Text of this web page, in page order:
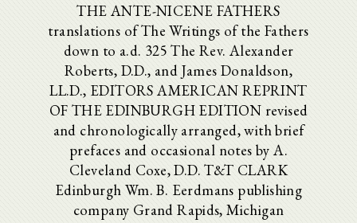
THE ANTE-NICENE FATHERS
translations of The Writings of the Fathers
down to a.d. 325 The Rev. Alexander
Roberts, D.D., and James Donaldson,
LL.D., EDITORS AMERICAN REPRINT
OF THE EDINBURGH EDITION revised
and chronologically arranged, with brief
prefaces and occasional notes by A.
Cleveland Coxe, D.D. T&T CLARK
Edinburgh Wm. B. Eerdmans publishing
company Grand Rapids, Michigan